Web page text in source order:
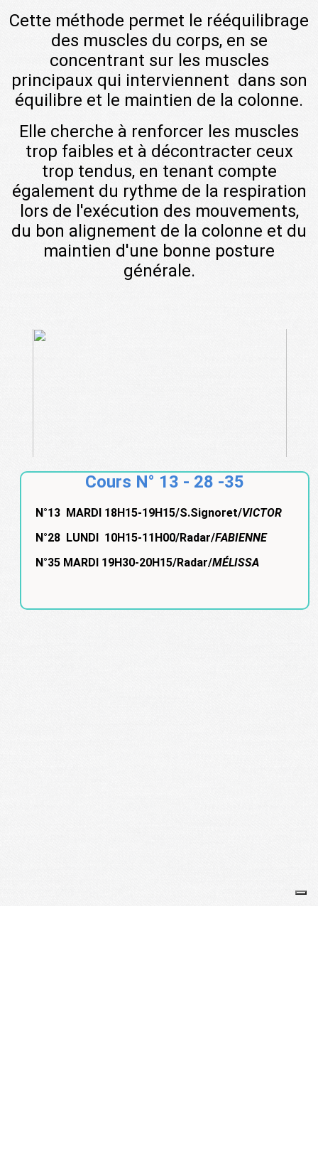
Cette méthode permet le rééquilibrage
des muscles du corps, en se
concentrant sur les muscles
principaux qui interviennent dans son
équilibre et le maintien de la colonne.
Elle cherche à renforcer les muscles
trop faibles et à décontracter ceux
trop tendus, en tenant compte
également du rythme de la respiration
lors de l'exécution des mouvements,
du bon alignement de la colonne et du
maintien d'une bonne posture
générale.
Cours N° 13 - 28 -35
N°13 MARDI 18H15-19H15/S.Signoret/VICTOR
N°28 LUNDI 10H15-11H00/Radar/FABIENNE
N°35 MARDI 19H30-20H15/Radar/MÉLISSA